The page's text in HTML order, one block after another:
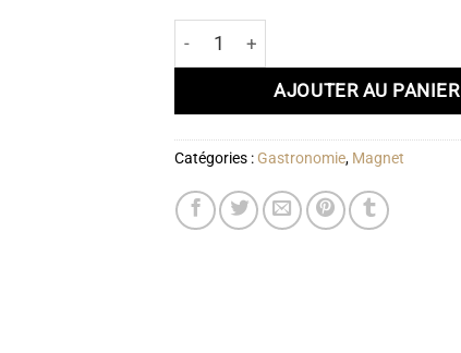
quantité de Magnet Homard breton
AJOUTER AU PANIER
Catégories : Gastronomie, Magnet